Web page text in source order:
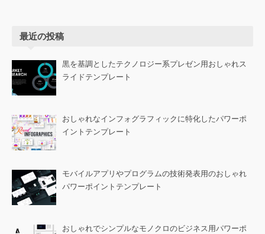
最近の投稿
黒を基調としたテクノロジー系プレゼン用おしゃれス
ライドテンプレート
おしゃれなインフォグラフィックに特化したパワーポ
イントテンプレート
モバイルアプリやプログラムの技術発表用のおしゃれ
パワーポイントテンプレート
おしゃれでシンプルなモノクロのビジネス用パワーポ